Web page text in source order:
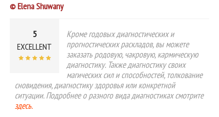
© Elena Shuwany
5
EXCELLENT
Кроме годовых диагностических и
прогностических раскладов, вы можете
заказать родовую, чакровую, кармическую
диагностику. Также диагностику своих
магических сил и способностей, толкование
сновидения, диагностику здоровья или конкретной
ситуации. Подробнее о разного вида диагностиках смотрите
здесь.